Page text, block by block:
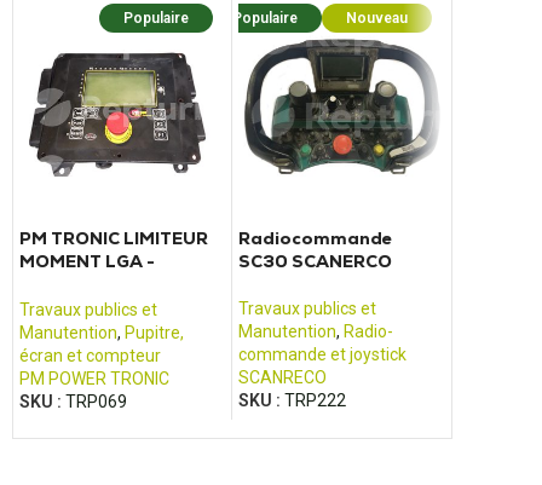
Populaire
PM TRONIC LIMITEUR
MOMENT LGA -
Travaux publics et
Manutention, Pupitre,
écran et compteur
PM POWER TRONIC
SKU : TRP069
Populaire Nouveau
Radiocommande
SC30 SCANERCO
Travaux publics et
Manutention, Radio-
commande et joystick
SCANRECO
SKU : TRP222